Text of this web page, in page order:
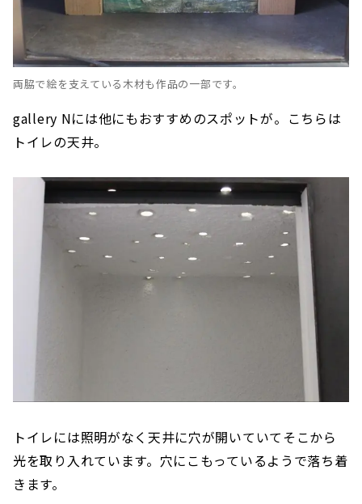
両脇で絵を支えている木材も作品の一部です。
gallery Nには他にもおすすめのスポットが。こちらは
トイレの天井。
トイレには照明がなく天井に穴が開いていてそこから
光を取り入れています。穴にこもっているようで落ち着
きます。